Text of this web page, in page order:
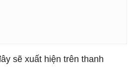
sẽ xuất hiện trên thanh